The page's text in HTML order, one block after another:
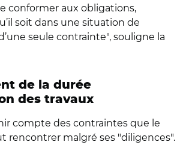
conformer aux obligations,
soit dans une situation de
seule contrainte", souligne la
de la durée
des travaux
compte des contraintes que le
rencontrer malgré ses "diligences".